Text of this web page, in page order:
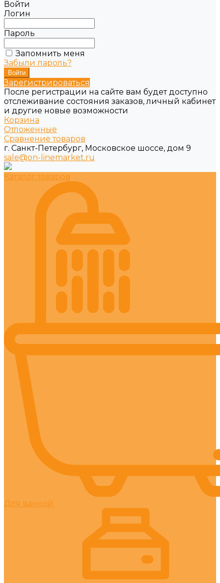
Войти
Логин
Пароль
Запомнить меня
Забыли пароль?
Зарегистрироваться
После регистрации на сайте вам будет доступно
отслеживание состояния заказов, личный кабинет
и другие новые возможности
Корзина
Отложенные
Сравнение товаров
г. Санкт-Петербург, Московское шоссе, дом 9
sale@on-linemarket.ru
Каталог товаров
Для ванной